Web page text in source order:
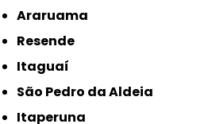
Araruama
Resende
Itaguaí
São Pedro da Aldeia
Itaperuna